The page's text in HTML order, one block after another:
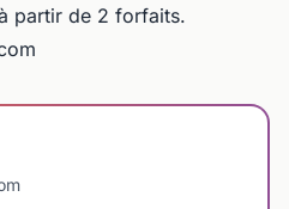
partir de 2 forfaits.